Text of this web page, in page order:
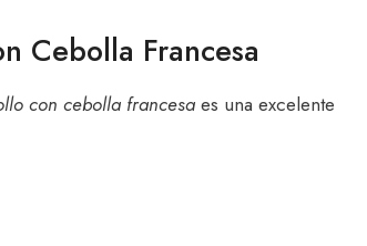
Cebolla Francesa
con cebolla francesa es una excelente